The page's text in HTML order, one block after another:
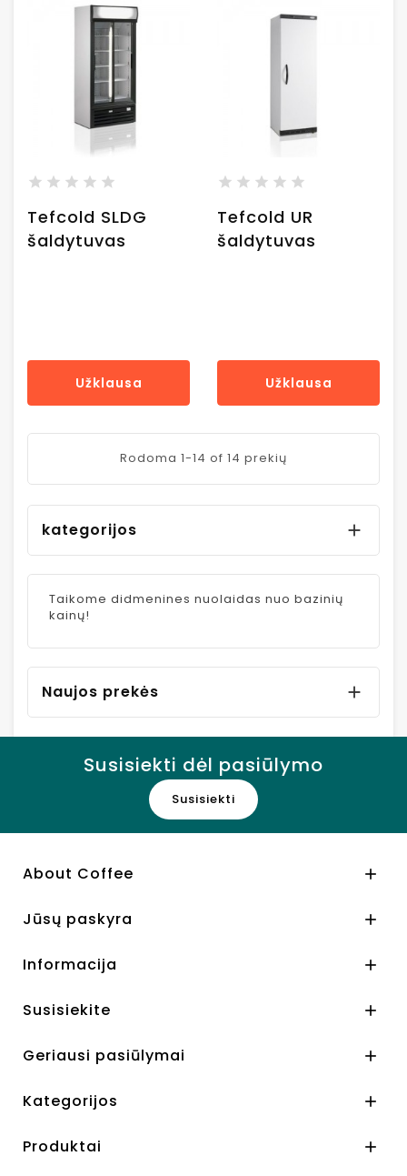
Tefcold SLDG
šaldytuvas
Užklausa
Tefcold UR
šaldytuvas
Užklausa
Rodoma 1-14 of 14 prekių
kategorijos 
Taikome didmenines nuolaidas nuo bazinių
kainų!
Naujos prekės 
Susisiekti dėl pasiūlymo
Susisiekti
About Coffee 
Jūsų paskyra 
Informacija 
Susisiekite 
Geriausi pasiūlymai 
Kategorijos 
Produktai 